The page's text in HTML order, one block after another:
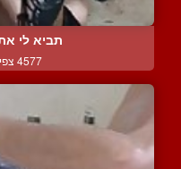
תביא לי
4577 צפיות